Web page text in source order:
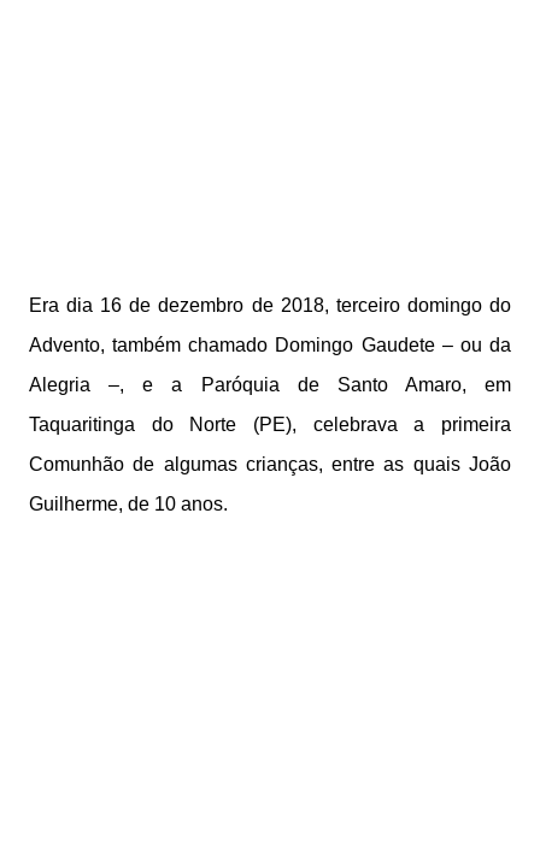
Era dia 16 de dezembro de 2018, terceiro domingo do
Advento, também chamado Domingo Gaudete – ou da
Alegria –, e a Paróquia de Santo Amaro, em
Taquaritinga do Norte (PE), celebrava a primeira
Comunhão de algumas crianças, entre as quais João
Guilherme, de 10 anos.